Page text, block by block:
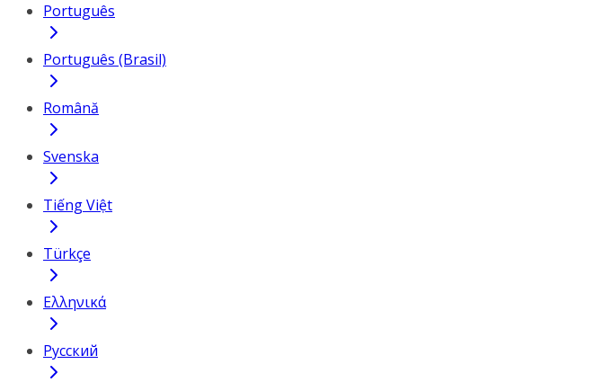
Português
Português (Brasil)
Română
Svenska
Tiếng Việt
Türkçe
Ελληνικά
Русский